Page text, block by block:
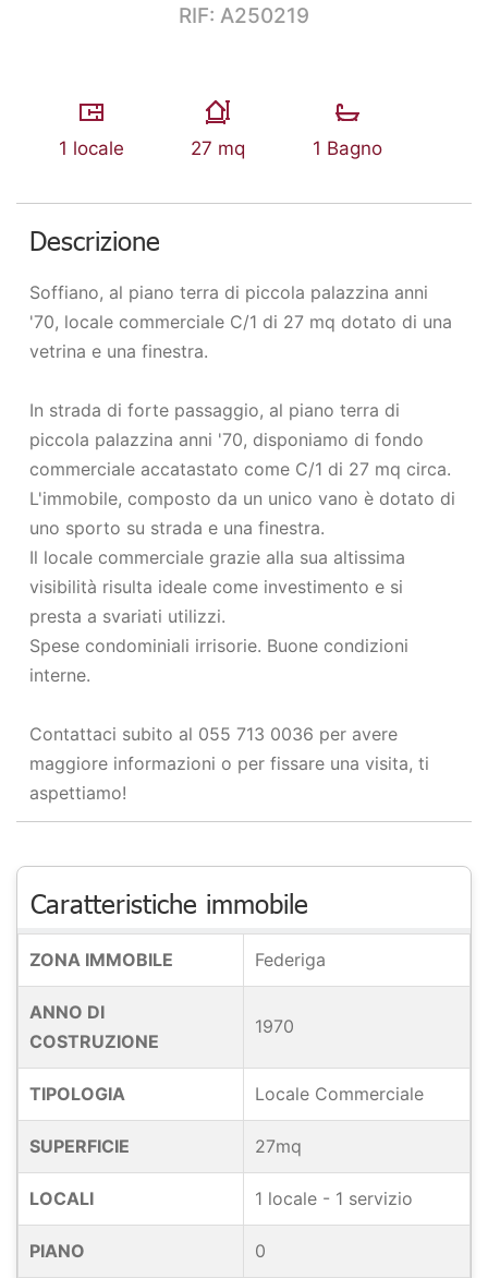
RIF: A250219
1 locale 27 mq 1 Bagno
Descrizione
Soffiano, al piano terra di piccola palazzina anni
'70, locale commerciale C/1 di 27 mq dotato di una
vetrina e una finestra.
In strada di forte passaggio, al piano terra di
piccola palazzina anni '70, disponiamo di fondo
commerciale accatastato come C/1 di 27 mq circa.
L'immobile, composto da un unico vano è dotato di
uno sporto su strada e una finestra.
Il locale commerciale grazie alla sua altissima
visibilità risulta ideale come investimento e si
presta a svariati utilizzi.
Spese condominiali irrisorie. Buone condizioni
interne.
Contattaci subito al 055 713 0036 per avere
maggiore informazioni o per fissare una visita, ti
aspettiamo!
Caratteristiche immobile
ZONA IMMOBILE Federiga
ANNO DI
COSTRUZIONE
1970
TIPOLOGIA Locale Commerciale
SUPERFICIE 27mq
LOCALI 1 locale - 1 servizio
PIANO 0